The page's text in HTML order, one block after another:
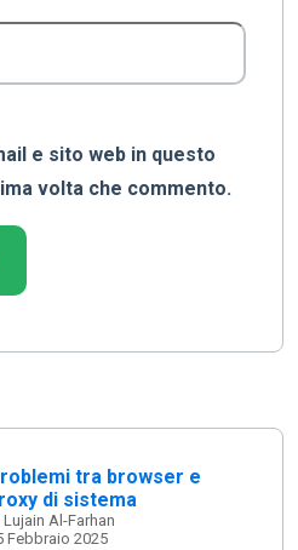
e sito web in questo
volta che commento.
tra browser e
di sistema
Lujain Al-Farhan
Febbraio 2025